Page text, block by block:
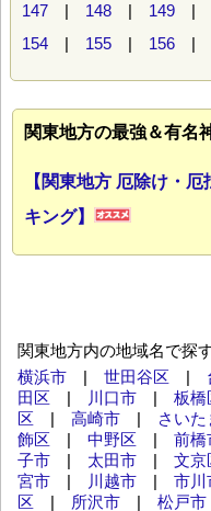
147 | 148 | 149 |
154 | 155 | 156 |
関東地方の最強＆有名
【関東地方 厄除け・
キング】
関東地方内の地域名で探
横浜市 | 世田谷区 |
田区 | 川口市 | 板橋
区 | 高崎市 | さいた
飾区 | 中野区 | 前橋
子市 | 太田市 | 文京
宮市 | 川越市 | 市川
区 | 所沢市 | 松戸市